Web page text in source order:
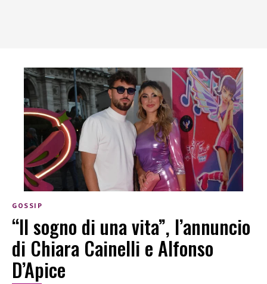
GOSSIP
“Il sogno di una vita”, l’annuncio
di Chiara Cainelli e Alfonso
D’Apice